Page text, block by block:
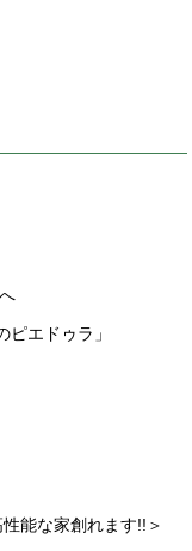
エドゥラ」
能な家創れます!!＞